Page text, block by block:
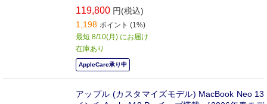
119,800 円(税込)
1,198 ポイント (1%)
最短 8/10(月) にお届け
在庫あり
AppleCare承り中
アップル (カスタマイズモデル) MacBook Neo 13